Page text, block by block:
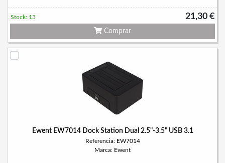
21,30 €
Stock: 13
Comprar
Ewent EW7014 Dock Station Dual 2.5"-3.5" USB 3.1
Referencia: EW7014
Marca: Ewent